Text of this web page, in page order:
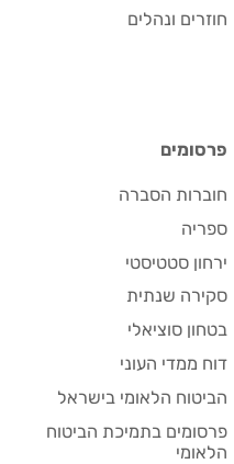
חוזרים ונהלים
פרסומים
חוברות הסברה
ספריה
ירחון סטטיסטי
סקירה שנתית
בטחון סוציאלי
דוח ממדי העוני
הביטוח הלאומי בישראל
פרסומים בתמיכת הביטוח
הלאומי